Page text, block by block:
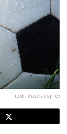
(zdj. ilustracyjne)